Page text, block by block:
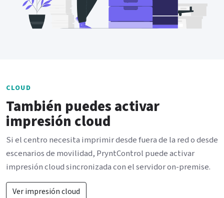
CLOUD
También puedes activar
impresión cloud
Si el centro necesita imprimir desde fuera de la red o desde
escenarios de movilidad, PryntControl puede activar
impresión cloud sincronizada con el servidor on-premise.
Ver impresión cloud